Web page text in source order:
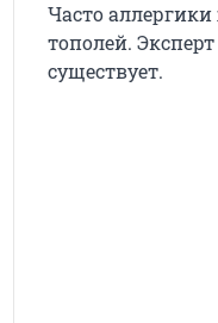
Часто
тополей.
существует.